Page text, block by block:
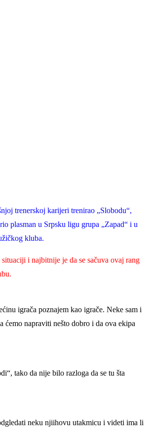
trenerskoj karijeri trenirao „Slobodu“,
plasman u Srpsku ligu grupa „Zapad“ i u
kluba.
i najbitnije je da se sačuva ovaj rang
igrača poznajem kao igrače. Neke sam i
ćemo napraviti nešto dobro i da ova ekipa
tako da nije bilo razloga da se tu šta
neku njiihovu utakmicu i videti ima li